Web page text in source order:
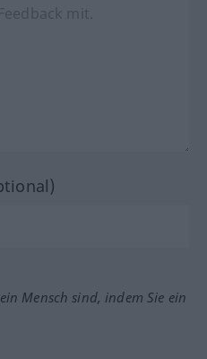
Mensch sind, indem Sie ein